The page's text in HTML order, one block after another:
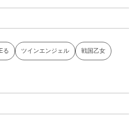
る ツインエンジェル 戦国乙女